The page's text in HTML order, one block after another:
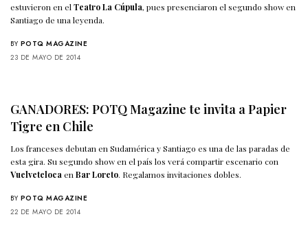
estuvieron en elTeatro La Cúpula, pues presenciaron el segundo show en
Santiago de una leyenda.
BY POTQ MAGAZINE
23 DE MAYO DE 2014
GANADORES: POTQ Magazine te invita a Papier
Tigre en Chile
Los franceses debutan en Sudamérica y Santiago es una de las paradas de
esta gira. Su segundo show en el país los verá compartir escenario con
Vuelveteloca enBar Loreto. Regalamos invitaciones dobles.
BY POTQ MAGAZINE
22 DE MAYO DE 2014